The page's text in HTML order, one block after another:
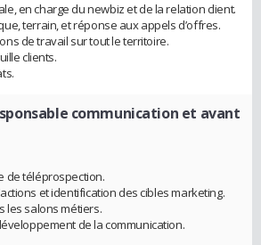
en charge du newbiz et de la relation client.
terrain, et réponse aux appels d’offres.
de travail sur tout le territoire.
clients.
communication et avant
de téléprospection.
et identification des cibles marketing.
les salons métiers.
de la communication.